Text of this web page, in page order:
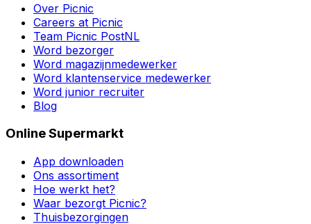
Over Picnic
Careers at Picnic
Team Picnic PostNL
Word bezorger
Word magazijnmedewerker
Word klantenservice medewerker
Word junior recruiter
Blog
Online Supermarkt
App downloaden
Ons assortiment
Hoe werkt het?
Waar bezorgt Picnic?
Thuisbezorgingen